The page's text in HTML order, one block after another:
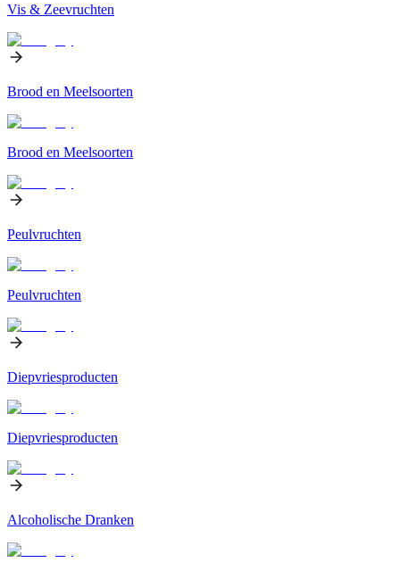
Vis & Zeevruchten
Brood en Meelsoorten
Brood en Meelsoorten
Peulvruchten
Peulvruchten
Diepvriesproducten
Diepvriesproducten
Alcoholische Dranken